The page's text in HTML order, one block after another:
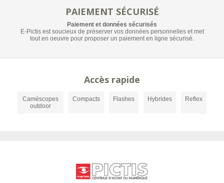
PAIEMENT SÉCURISÉ
Paiement et données sécurisés
E-Pictis est soucieux de préserver vos données personnelles et met
tout en oeuvre pour proposer un paiement en ligne sécurisé.
Accès rapide
Caméscopes
outdoor
Compacts Flashes Hybrides Reflex